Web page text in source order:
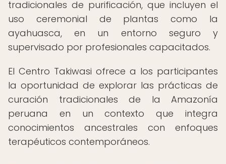
tradicionales de purificación, que incluyen el
uso ceremonial de plantas como la
ayahuasca, en un entorno seguro y
supervisado por profesionales capacitados.
El Centro Takiwasi ofrece a los participantes
la oportunidad de explorar las prácticas de
curación tradicionales de la Amazonía
peruana en un contexto que integra
conocimientos ancestrales con enfoques
terapéuticos contemporáneos.